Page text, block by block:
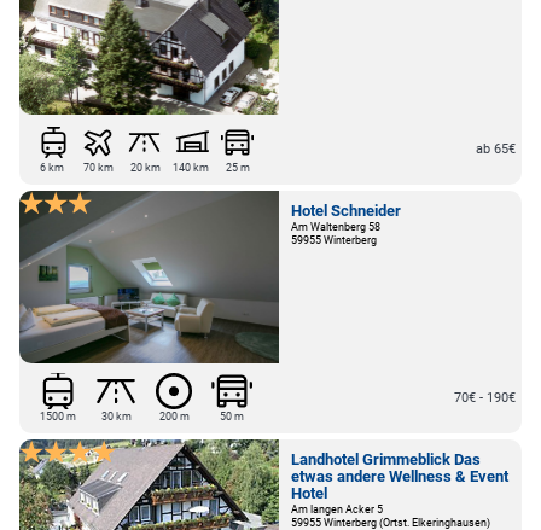
6 km 70 km 20 km 140 km 25 m
ab 65€
Hotel Schneider
Am Waltenberg 58
59955 Winterberg
1500 m 30 km 200 m 50 m
70€ - 190€
Landhotel Grimmeblick Das
etwas andere Wellness & Event
Hotel
Am langen Acker 5
59955 Winterberg (Ortst. Elkeringhausen)